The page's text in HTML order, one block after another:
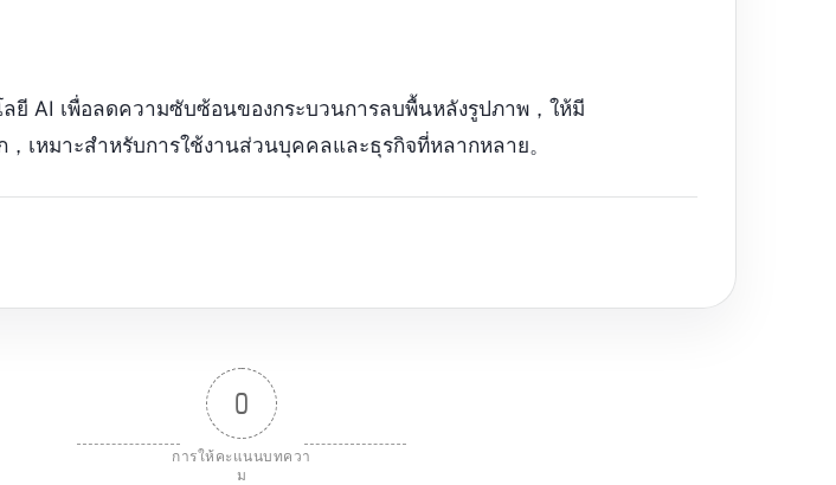
ลยี AI เพื่อลดความซับซ้อนของกระบวนการลบพื้นหลังรูปภาพ，ให้มี
เหมาะสำหรับการใช้งานส่วนบุคคลและธุรกิจที่หลากหลาย。
0
การให้คะแนนบทควา
ม